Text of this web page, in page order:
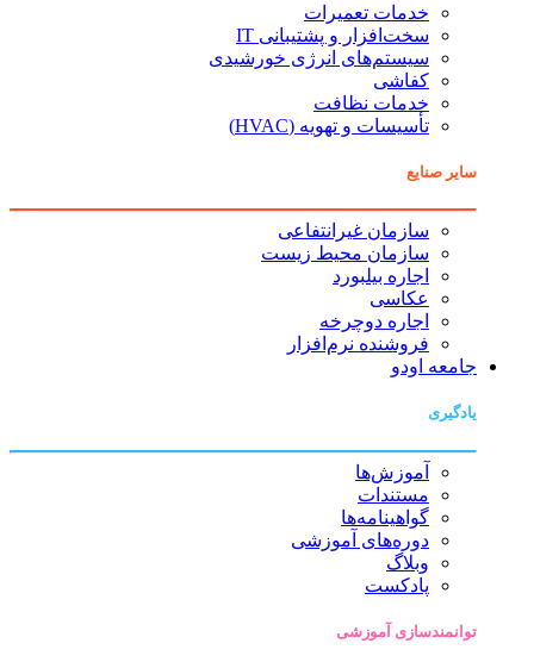
خدمات تعمیرات
سخت‌افزار و پشتیبانی IT
سیستم‌های انرژی خورشیدی
کفاشی
خدمات نظافت
تأسیسات و تهویه (HVAC)
سایر صنایع
سازمان غیرانتفاعی
سازمان محیط زیست
اجاره بیلبورد
عکاسی
اجاره دوچرخه
فروشنده نرم‌افزار
جامعه اودو
یادگیری
آموزش‌ها
مستندات
گواهینامه‌ها
دوره‌های آموزشی
وبلاگ
پادکست
توانمندسازی آموزشی